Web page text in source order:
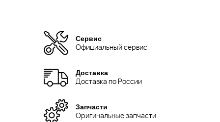
Сервис
Официальный сервис
Доставка
Доставка по России
Запчасти
Оригинальные запчасти